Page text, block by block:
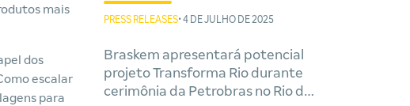
mais
dos
escalar
para
PRESS RELEASES• 4 DE JULHO DE 2025
Braskem apresentará potencial
projeto Transforma Rio durante
cerimônia da Petrobras no Rio de